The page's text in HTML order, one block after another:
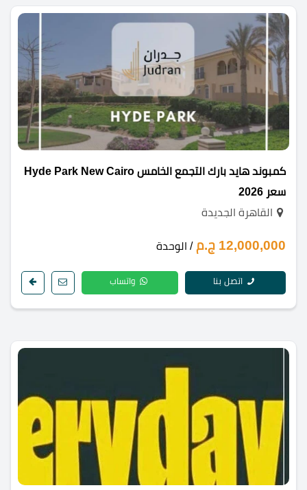
كمبوند هايد بارك التجمع الخامس Hyde Park New Cairo
سعر 2026
القاهرة الجديدة
12,000,000 ج.م / الوحدة
اتصل بنا واتساب